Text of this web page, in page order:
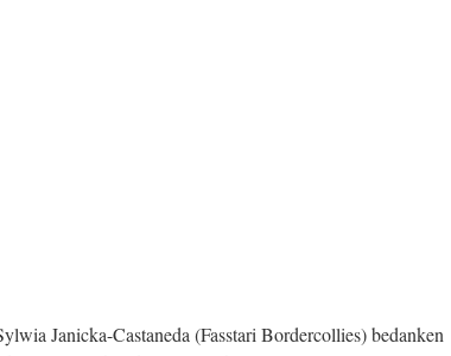
Janicka-Castaneda (Fasstari Bordercollies) bedanken